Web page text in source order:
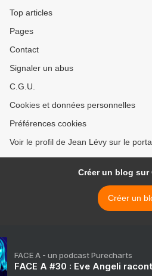
Top articles
Pages
Contact
Signaler un abus
C.G.U.
Cookies et données personnelles
Préférences cookies
Voir le profil de Jean Lévy sur le
Créer un blog sur
Créer un
FACE A - un podcast Purecharts
FACE A #30 : Eve Angeli